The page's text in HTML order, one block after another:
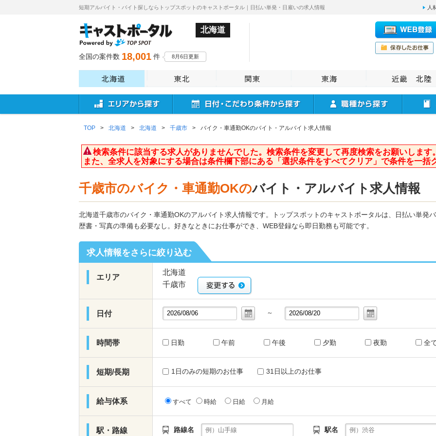
短期アルバイト・バイト探しならトップスポットのキャストポータル｜日払い単発・日雇いの求人情報 人
北海道
全国の案件数 18,001 件 8月6日更新
TOP > 北海道 > 北海道 > 千歳市 > バイク・車通勤OKのバイト・アルバイト求人情報
検索条件に該当する求人がありませんでした。検索条件を変更して再度検索をお願いします
また、全求人を対象にする場合は条件欄下部にある「選択条件をすべてクリア」で条件を一括
千歳市のバイク・車通勤OKのバイト・アルバイト求人情報
北海道千歳市のバイク・車通勤OKのアルバイト求人情報です。トップスポットのキャストポータルは、日払い単発
歴書・写真の準備も必要なし。好きなときにお仕事ができ、WEB登録なら即日勤務も可能です。
求人情報をさらに絞り込む
エリア
北海道
千歳市
日付 ～
時間帯 日勤 午前 午後 夕勤 夜勤 全
短期/長期 1日のみの短期のお仕事 31日以上のお仕事
給与体系 すべて 時給 日給 月給
駅・路線 路線名 駅名